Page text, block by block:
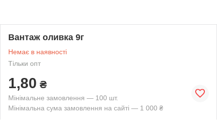
Вантаж оливка 9г
Немає в наявності
Тільки опт
1,80 ₴
Мінімальне замовлення — 100 шт.
Мінімальна сума замовлення на сайті — 1 000 ₴